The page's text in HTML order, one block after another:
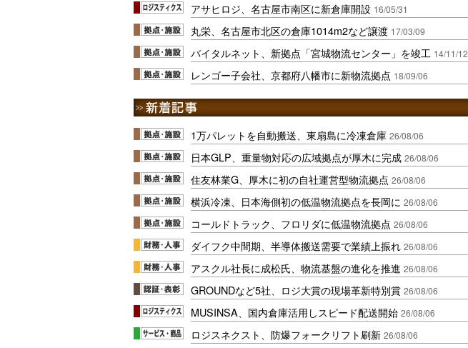
アサヒロジ、名古屋市南区に新倉庫開設 16/05/31
丸栄、名古屋市北区の倉庫1014m2など譲渡 17/03/09
バイタルネット、新拠点「宮城物流センター」を竣工 14/11/12
レンゴー子会社、京都府八幡市に新物流拠点 18/09/06
1万パレットを自動搬送、東扇島に冷凍倉庫 26/08/06
日本GLP、重量物対応の広域拠点が厚木に完成 26/08/06
住友林業G、厚木に初の自社運営型物流拠点 26/08/06
横浜冷凍、日本海側初の低温物流拠点を長岡に 26/08/06
コールドトラック、フロリダに低温物流拠点 26/08/06
ダイフク中間期、半導体搬送需要で業績上振れ 26/08/06
アスクル社長に成松氏、物流基盤の進化を推進 26/08/06
GROUNDなど5社、ロジ大賞の現場革新特別賞 26/08/06
MUSINSA、国内倉庫活用しスピード配送開始 26/08/06
ロジスネクスト、防爆フォークリフト刷新 26/08/06